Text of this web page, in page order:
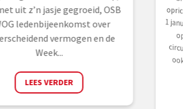
uit z’n jasje gegroeid, OSB
ledenbijeenkomst over
vermogen en de
Week...
LEES VERDER